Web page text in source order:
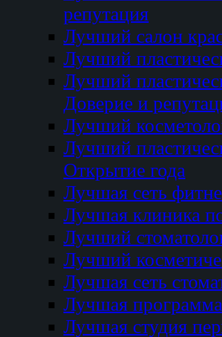
репутация
Лучший салон
Лучший
Лучший
Доверие и
Лучший
Лучший
Открытие года
Лучшая сеть
Лучшая клиника
Лучший
Лучший
Лучшая сеть
Лучшая программа
Лучшая студия